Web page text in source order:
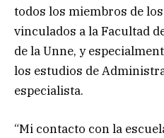
todos los miembros de
vinculados a la Facultad
de la Unne, y
los estudios de
especialista.
“Mi contacto con la